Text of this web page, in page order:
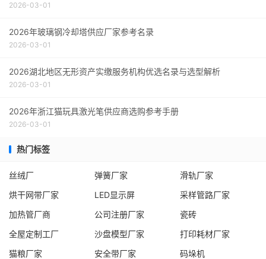
2026-03-01
2026年玻璃钢冷却塔供应厂家参考名录
2026-03-01
2026湖北地区无形资产实缴服务机构优选名录与选型解析
2026-03-01
2026年浙江猫玩具激光笔供应商选购参考手册
2026-03-01
热门标签
丝绒厂 弹簧厂家
滑轨厂家
烘干网带厂家
LED显示屏
采样管路厂家
加热管厂商
公司注册厂家
瓷砖
全屋定制工厂
沙盘模型厂家
打印耗材厂家
猫粮厂家
安全带厂家 码垛机